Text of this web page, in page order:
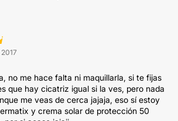
no me hace falta ni maquillarla, si te fijas
que hay cicatriz igual si la ves, pero nada
me veas de cerca jajaja, eso sí estoy
y crema solar de protección 50